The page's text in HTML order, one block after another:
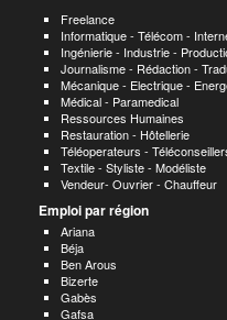
Freelance
Informatique - Télécom -
Ingénierie - Industrie -
Journalisme - Rédaction -
Mécanique - Electrique -
Médical - Paramedical
Ressources Humaines
Restauration - Hôtellerie
Téléoperateurs -
Textile - Styliste - Modéliste
Vendeur- Ouvrier - Chauffeur
Emploi par région
Ariana
Béja
Ben Arous
Bizerte
Gabès
Gafsa